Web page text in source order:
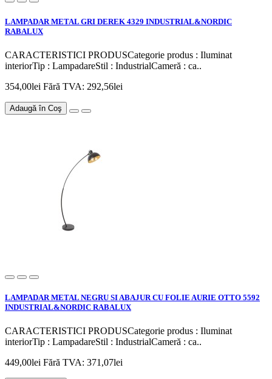
LAMPADAR METAL GRI DEREK 4329 INDUSTRIAL&NORDIC
RABALUX
CARACTERISTICI PRODUSCategorie produs : Iluminat
interiorTip : LampadareStil : IndustrialCameră : ca..
354,00lei Fără TVA: 292,56lei
Adaugă în Coş
LAMPADAR METAL NEGRU SI ABAJUR CU FOLIE AURIE OTTO 5592
INDUSTRIAL&NORDIC RABALUX
CARACTERISTICI PRODUSCategorie produs : Iluminat
interiorTip : LampadareStil : IndustrialCameră : ca..
449,00lei Fără TVA: 371,07lei